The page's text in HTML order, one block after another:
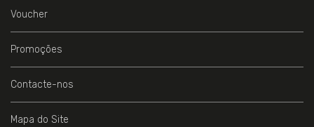
Voucher
Promoções
Contacte-nos
Mapa do Site